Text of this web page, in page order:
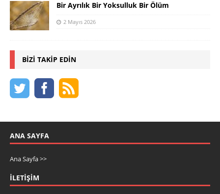
Bir Ayrılık Bir Yoksulluk Bir Ölüm
2 Mayıs 2026
BIZI TAKIP EDIN
ANA SAYFA
Ana Sayfa >>
İLETIŞIM